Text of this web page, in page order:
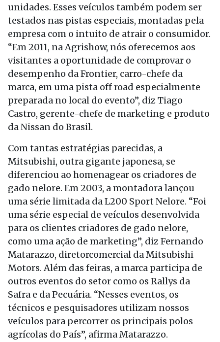
unidades. Esses veículos também podem ser
testados nas pistas especiais, montadas pela
empresa com o intuito de atrair o consumidor.
“Em 2011, na Agrishow, nós oferecemos aos
visitantes a oportunidade de comprovar o
desempenho da Frontier, carro-chefe da
marca, em uma pista off road especialmente
preparada no local do evento”, diz Tiago
Castro, gerente-chefe de marketing e produto
da Nissan do Brasil.
Com tantas estratégias parecidas, a
Mitsubishi, outra gigante japonesa, se
diferenciou ao homenagear os criadores de
gado nelore. Em 2003, a montadora lançou
uma série limitada da L200 Sport Nelore. “Foi
uma série especial de veículos desenvolvida
para os clientes criadores de gado nelore,
como uma ação de marketing”, diz Fernando
Matarazzo, diretorcomercial da Mitsubishi
Motors. Além das feiras, a marca participa de
outros eventos do setor como os Rallys da
Safra e da Pecuária. “Nesses eventos, os
técnicos e pesquisadores utilizam nossos
veículos para percorrer os principais polos
agrícolas do País”, afirma Matarazzo.